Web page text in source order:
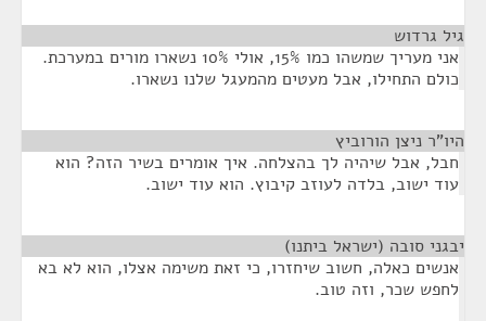
גיל גרדוש
אני מעריך שמשהו כמו 15%, אולי 10% נשארו מורים במערכת.
כולם התחילו, אבל מעטים מהמעגל שלנו נשארו.
היו"ר ניצן הורוביץ
חבל, אבל שיהיה לך בהצלחה. איך אומרים בשיר הזה? הוא
עוד ישוב, בלדה לעוזב קיבוץ. הוא עוד ישוב.
יבגני סובה (ישראל ביתנו)
אנשים כאלה, חשוב שיחזרו, כי זאת משימה אצלו, הוא לא בא
לחפש שכר, וזה טוב.